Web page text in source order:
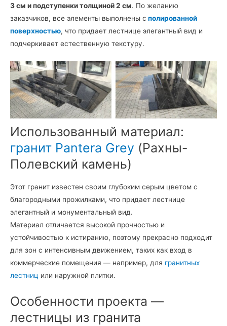
3 см и подступенки толщиной 2 см. По желанию
заказчиков, все элементы выполнены с полированной
поверхностью, что придает лестнице элегантный вид и
подчеркивает естественную текстуру.
Лестница из темно-серого
гранита
Входная гранитная
лестница
Использованный материал:
гранит Pantera Grey (Рахны-
Полевский камень)
Этот гранит известен своим глубоким серым цветом с
благородными прожилками, что придает лестнице
элегантный и монументальный вид.
Материал отличается высокой прочностью и
устойчивостью к истиранию, поэтому прекрасно подходит
для зон с интенсивным движением, таких как вход в
коммерческие помещения — например, для гранитных
лестниц или наружной плитки.
Особенности проекта —
лестницы из гранита